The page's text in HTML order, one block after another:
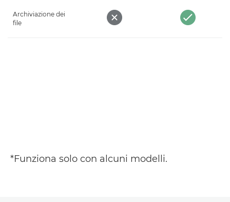
Archiviazione dei
file
*Funziona solo con alcuni modelli.